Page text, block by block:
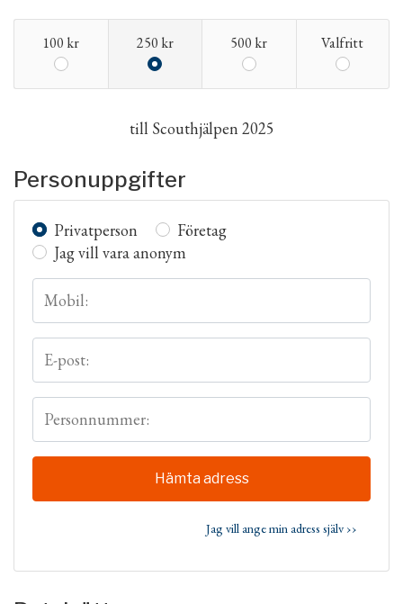
100 kr 250 kr 500 kr Valfritt
till Scouthjälpen 2025
Personuppgifter
Privatperson
Företag
Jag vill vara anonym
Mobil:
E-post:
Personnummer:
Hämta adress
Jag vill ange min adress själv ››